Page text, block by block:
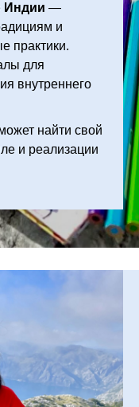
Индии —
и
практики.
для
внутреннего
найти свой
и реализации